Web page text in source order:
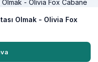
Olmak - Olivia Fox